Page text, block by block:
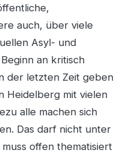
auch, über viele
Asyl- und
an kritisch
der letzten Zeit geben
Heidelberg mit vielen
alle machen sich
Das darf nicht unter
offen thematisiert